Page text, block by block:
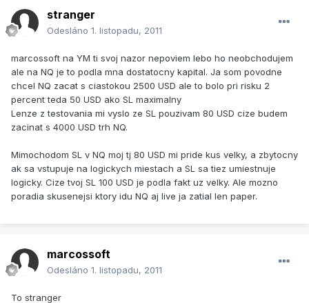
stranger
Odesláno 1. listopadu, 2011
marcossoft na YM ti svoj nazor nepoviem lebo ho neobchodujem
ale na NQ je to podla mna dostatocny kapital. Ja som povodne
chcel NQ zacat s ciastokou 2500 USD ale to bolo pri risku 2
percent teda 50 USD ako SL maximalny
Lenze z testovania mi vyslo ze SL pouzivam 80 USD cize budem
zacinat s 4000 USD trh NQ.
Mimochodom SL v NQ moj tj 80 USD mi pride kus velky, a zbytocny
ak sa vstupuje na logickych miestach a SL sa tiez umiestnuje
logicky. Cize tvoj SL 100 USD je podla fakt uz velky. Ale mozno
poradia skusenejsi ktory idu NQ aj live ja zatial len paper.
marcossoft
Odesláno 1. listopadu, 2011
To stranger